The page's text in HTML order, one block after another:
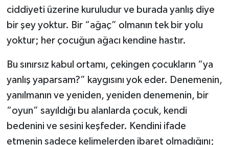
ciddiyeti üzerine kuruludur ve burada yanlış diye
bir şey yoktur. Bir “ağaç” olmanın tek bir yolu
yoktur; her çocuğun ağacı kendine hastır.
Bu sınırsız kabul ortamı, çekingen çocukların “ya
yanlış yaparsam?” kaygısını yok eder. Denemenin,
yanılmanın ve yeniden, yeniden denemenin, bir
“oyun” sayıldığı bu alanlarda çocuk, kendi
bedenini ve sesini keşfeder. Kendini ifade
etmenin sadece kelimelerden ibaret olmadığını;